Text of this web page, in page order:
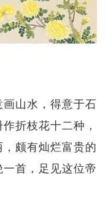
山水，得意于石
折枝花十二种，
颇有灿烂富贵的
首，足见这位帝